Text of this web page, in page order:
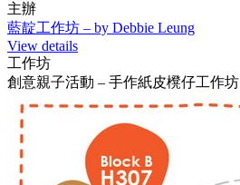
主辦
藍靛工作坊 – by Debbie Leung
View details
工作坊
創意親子活動 – 手作紙皮櫈仔工作坊